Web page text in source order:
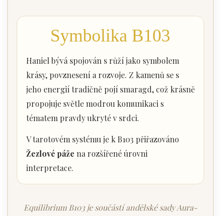
Symbolika B103
Haniel bývá spojován s růží jako symbolem
krásy, povznesení a rozvoje. Z kamenů se s
jeho energií tradičně pojí smaragd, což krásně
propojuje světle modrou komunikaci s
tématem pravdy ukryté v srdci.
V tarotovém systému je k B103 přiřazováno
Žezlové páže na rozšířené úrovni
interpretace.
Equilibrium B103 je součástí andělské sady Aura-